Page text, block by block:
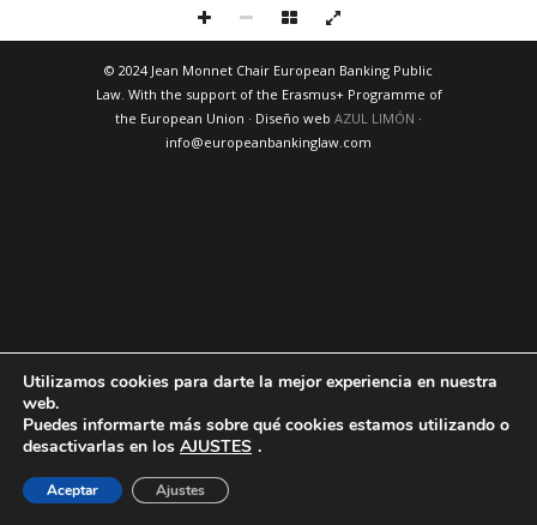
© 2024 Jean Monnet Chair European Banking Public
Law. With the support of the Erasmus+ Programme of
the European Union · Diseño web AZUL LIMÓN ·
info@europeanbankinglaw.com
Utilizamos cookies para darte la mejor experiencia en nuestra
web.
Puedes informarte más sobre qué cookies estamos utilizando o
desactivarlas en los AJUSTES .
Aceptar Ajustes